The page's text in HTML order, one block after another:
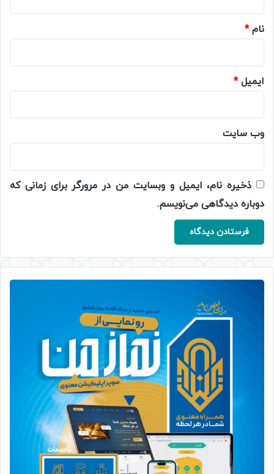
نام*
ایمیل*
وب‌ سایت
ذخیره نام، ایمیل و وبسایت من در مرورگر برای زمانی که
دوباره دیدگاهی می‌نویسم.